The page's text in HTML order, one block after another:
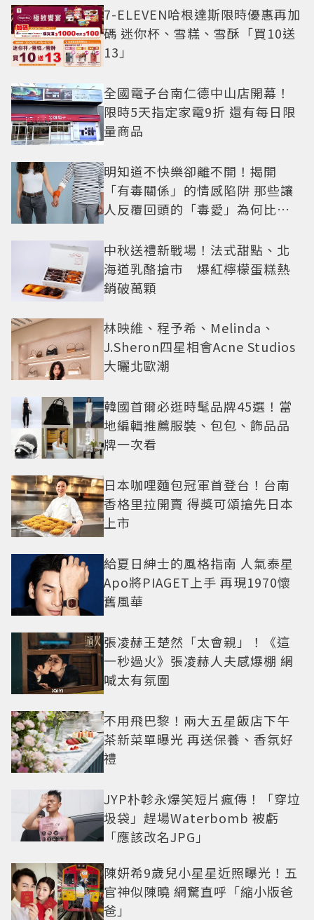
7-ELEVEN哈根達斯限時優惠再加
碼 迷你杯、雪糕、雪酥「買10送
13」
全國電子台南仁德中山店開幕！
限時5天指定家電9折 還有每日限
量商品
明知道不快樂卻離不開！揭開
「有毒關係」的情感陷阱 那些讓
人反覆回頭的「毒愛」為何比菸
中秋送禮新戰場！法式甜點、北
海道乳酪搶市 爆紅檸檬蛋糕熱
銷破萬顆
林映維、程予希、Melinda、
J.Sheron四星相會Acne Studios
大曬北歐潮
韓國首爾必逛時髦品牌45選！當
地編輯推薦服裝、包包、飾品品
牌一次看
日本咖哩麵包冠軍首登台！台南
香格里拉開賣 得獎可頌搶先日本
上市
給夏日紳士的風格指南 人氣泰星
Apo將PIAGET上手 再現1970懷
舊風華
張凌赫王楚然「太會親」！《這
一秒過火》張凌赫人夫感爆棚 網
喊太有氛圍
不用飛巴黎！兩大五星飯店下午
茶新菜單曝光 再送保養、香氛好
禮
JYP朴軫永爆笑短片瘋傳！「穿垃
圾袋」趕場Waterbomb 被虧
「應該改名JPG」
陳妍希9歲兒小星星近照曝光！五
官神似陳曉 網驚直呼「縮小版爸
爸」